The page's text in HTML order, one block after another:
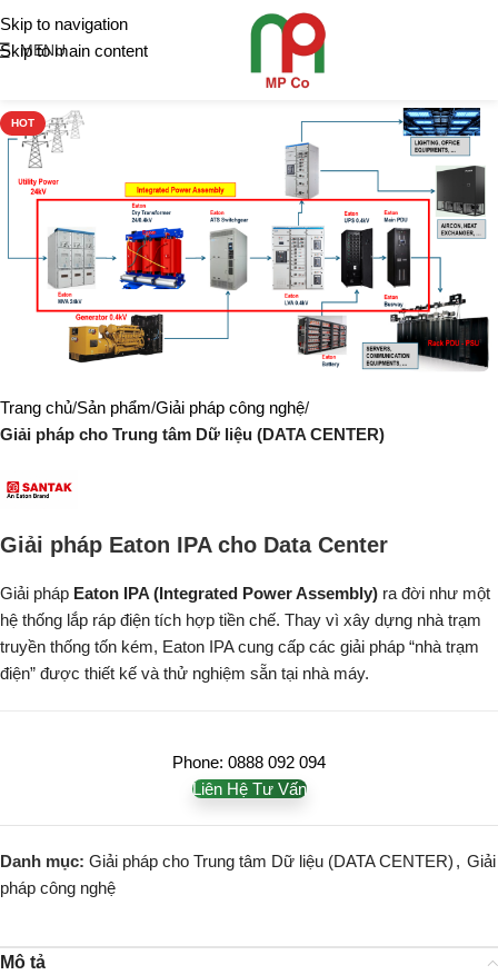
Skip to navigation
Skip to main content
MENU
HOT
Trang chủ Sản phẩm Giải pháp công nghệ
Giải pháp cho Trung tâm Dữ liệu (DATA CENTER)
Giải pháp Eaton IPA cho Data Center
Giải pháp Eaton IPA (Integrated Power Assembly) ra đời như một
hệ thống lắp ráp điện tích hợp tiền chế. Thay vì xây dựng nhà trạm
truyền thống tốn kém, Eaton IPA cung cấp các giải pháp “nhà trạm
điện” được thiết kế và thử nghiệm sẵn tại nhà máy.
Phone: 0888 092 094
Liên Hệ Tư Vấn
Danh mục: Giải pháp cho Trung tâm Dữ liệu (DATA CENTER) , Giải
pháp công nghệ
Mô tả